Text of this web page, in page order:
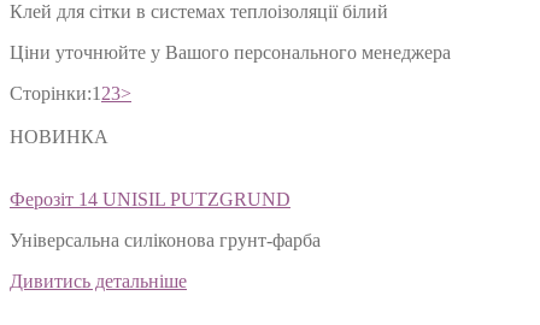
Клей для сітки в системах теплоізоляції білий
Ціни уточнюйте у Вашого персонального менеджера
Сторінки:123>
НОВИНКА
Ферозіт 14 UNISIL PUTZGRUND
Універсальна силіконова грунт-фарба
Дивитись детальніше